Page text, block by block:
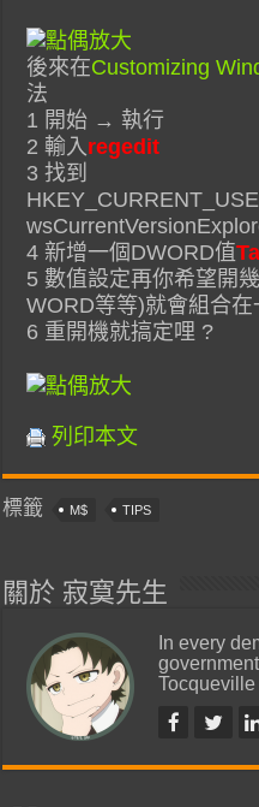
後來在Customizing
法
1 開始 → 執行
2 輸入 regedit
3 找到
4 新增一個DWORD值
5 數值設定再你希望開
WORD等等)就會組合
6 重開機就搞定哩 ?
列印本文
標籤 M$ TIPS
關於 寂寞先生
In every
Tocqueville